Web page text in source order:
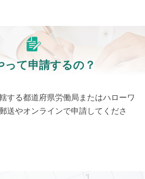
って申請するの？
する都道府県労働局またはハローワ
送やオンラインで申請してくださ